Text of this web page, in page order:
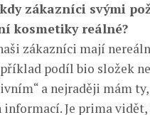
zákazníci svými
kosmetiky reálné?
zákazníci mají
podíl bio složek
a nejraději mám
Je prima